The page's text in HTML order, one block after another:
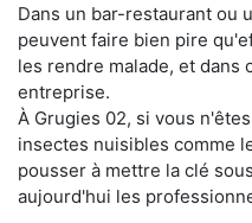
Dans un bar-restaurant ou
peuvent faire bien pire
les rendre malade, et dans
entreprise.
À Grugies 02, si vous
insectes nuisibles comme
pousser à mettre la clé
aujourd'hui les